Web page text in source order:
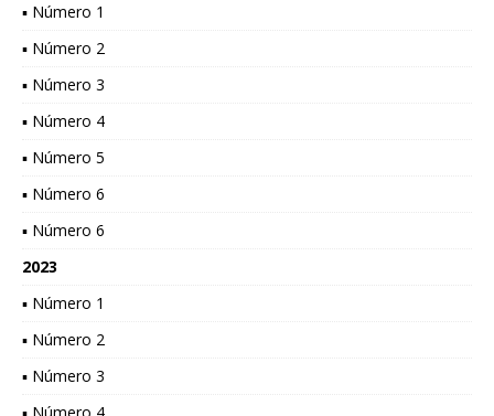
▪ Número 1
▪ Número 2
▪ Número 3
▪ Número 4
▪ Número 5
▪ Número 6
▪ Número 6
2023
▪ Número 1
▪ Número 2
▪ Número 3